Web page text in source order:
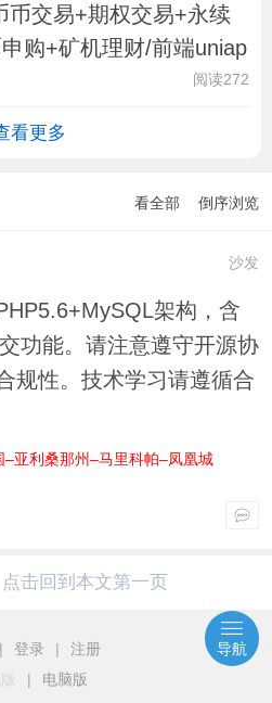
币交易+期权交易+永续
购+矿机理财/前端uniap
阅读272
看更多
看全部 倒序浏览
沙发
架构，含
功能。请注意遵守开源协
规性。技术学习请遵循合
–亚利桑那州–马里科帕–凤凰城
击回到本文第一页
| 登录 |
注册
| 电脑版
导航